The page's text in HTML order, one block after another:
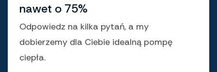
nawet o 75%
Odpowiedz na kilka pytań, a my
dobierzemy dla Ciebie idealną pompę
ciepła.